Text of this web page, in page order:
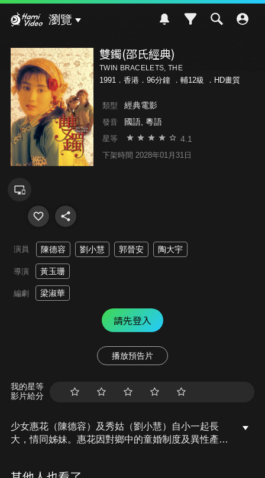
瀏覽
雙鐲(邵氏經典)
TWIN BRACELETS, THE
1991．香港．96分鐘 ． 輔12級 ．HD畫質
類型 經典電影
發音 國語, 粵語
星等 4.1
下架時間 2028年01月31日
演員 陳德容 劉小慧 郭晉安 陶大宇
導演 黃玉珊
編劇 梁淑華
請先登入
播放預告片
我的星等
影片給分
少女惠花（陳德容）及秀姑（劉小慧）自小一起長
大，情同姊妹。惠花因對鄉中的童婚制度及異性產生